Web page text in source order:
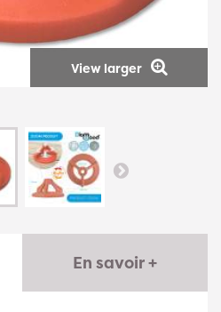
View larger
En savoir +